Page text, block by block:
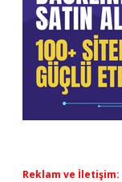
Reklam ve İletişim: